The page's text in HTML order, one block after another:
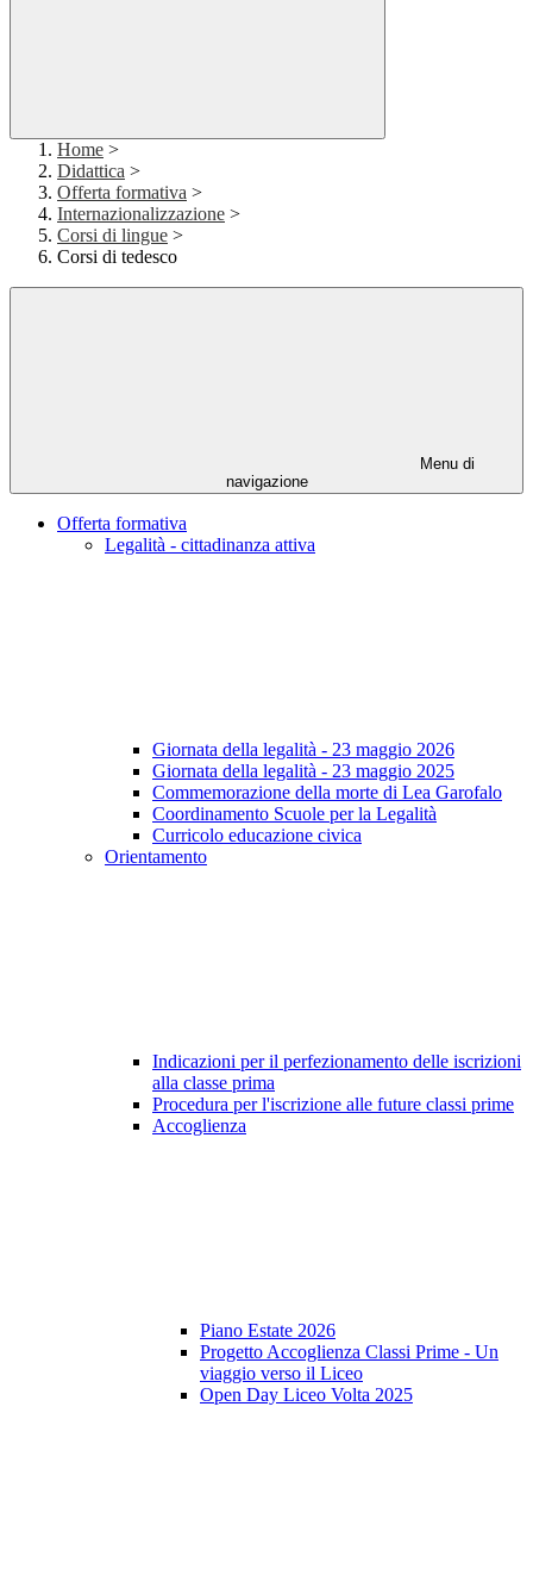
Home >
Didattica >
Offerta formativa >
Internazionalizzazione >
Corsi di lingue >
Corsi di tedesco
Menu di
navigazione
Offerta formativa
Legalità - cittadinanza attiva
Giornata della legalità - 23 maggio 2026
Giornata della legalità - 23 maggio 2025
Commemorazione della morte di Lea Garofalo
Coordinamento Scuole per la Legalità
Curricolo educazione civica
Orientamento
Indicazioni per il perfezionamento delle iscrizioni
alla classe prima
Procedura per l'iscrizione alle future classi prime
Accoglienza
Piano Estate 2026
Progetto Accoglienza Classi Prime - Un
viaggio verso il Liceo
Open Day Liceo Volta 2025